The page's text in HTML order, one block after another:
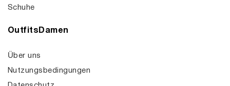
Schuhe
OutfitsDamen
Über uns
Nutzungsbedingungen